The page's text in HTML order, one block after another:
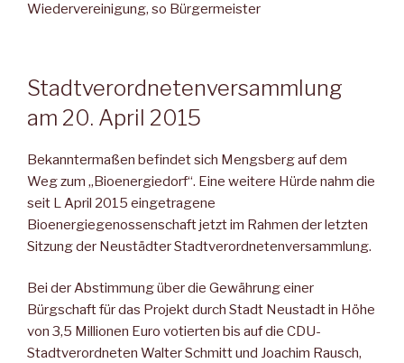
Wiedervereinigung, so Bürgermeister
Stadtverordnetenversammlung
am 20. April 2015
Bekanntermaßen befindet sich Mengsberg auf dem
Weg zum „Bioenergiedorf“. Eine weitere Hürde nahm die
seit L April 2015 eingetragene
Bioenergiegenossenschaft jetzt im Rahmen der letzten
Sitzung der Neustädter Stadtverordnetenversammlung.
Bei der Abstimmung über die Gewährung einer
Bürgschaft für das Projekt durch Stadt Neustadt in Höhe
von 3,5 Millionen Euro votierten bis auf die CDU-
Stadtverordneten Walter Schmitt und Joachim Rausch,